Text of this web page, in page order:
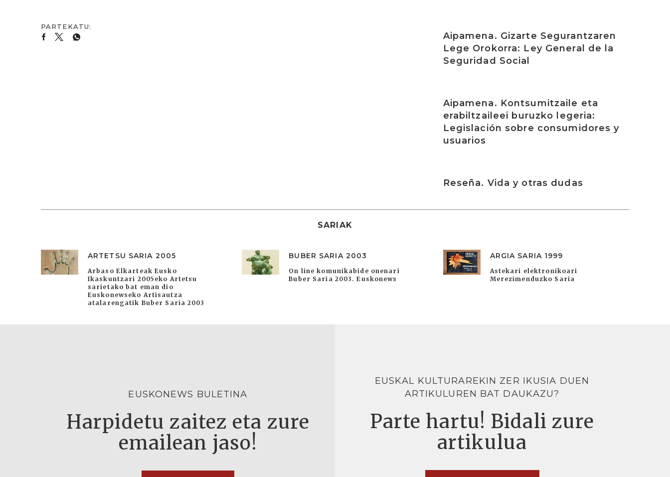
Aipamena. Gizarte Segurantzaren
Lege Orokorra: Ley General de la
Seguridad Social
Aipamena. Kontsumitzaile eta
erabiltzaileei buruzko legeria:
Legislación sobre consumidores y
usuarios
Reseña. Vida y otras dudas
SARIAK
ARTETSU SARIA 2005
Arbaso Elkarteak Eusko
Ikaskuntzari 2005eko Artetsu
sarietako bat eman dio
Euskonewseko Artisautza
atalarengatik Buber Saria 2003
BUBER SARIA 2003
On line komunikabide onenari
Buber Saria 2003. Euskonews
ARGIA SARIA 1999
Astekari elektronikoari
Merezimenduzko Saria
EUSKONEWS BULETINA
Harpidetu zaitez eta zure
emailean jaso!
EUSKAL KULTURAREKIN ZER IKUSIA DUEN
ARTIKULUREN BAT DAUKAZU?
Parte hartu! Bidali zure
artikulua